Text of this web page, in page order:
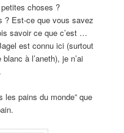
choses ?
? Est-ce que vous savez
savoir ce que c’est …
est connu ici (surtout
à l’aneth), je n’ai
les pains du monde” que